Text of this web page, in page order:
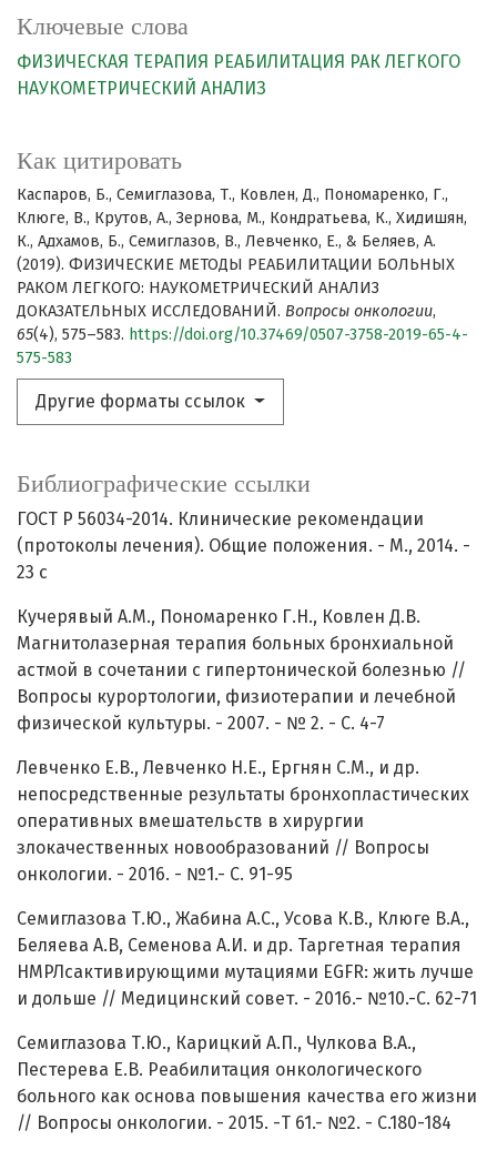
Ключевые слова
ФИЗИЧЕСКАЯ ТЕРАПИЯ РЕАБИЛИТАЦИЯ РАК ЛЕГКОГО
НАУКОМЕТРИЧЕСКИЙ АНАЛИЗ
Как цитировать
Каспаров, Б., Семиглазова, Т., Ковлен, Д., Пономаренко, Г.,
Клюге, В., Крутов, А., Зернова, М., Кондратьева, К., Хидишян,
К., Адхамов, Б., Семиглазов, В., Левченко, Е., & Беляев, А.
(2019). ФИЗИЧЕСКИЕ МЕТОДЫ РЕАБИЛИТАЦИИ БОЛЬНЫХ
РАКОМ ЛЕГКОГО: НАУКОМЕТРИЧЕСКИЙ АНАЛИЗ
ДОКАЗАТЕЛЬНЫХ ИССЛЕДОВАНИЙ. Вопросы онкологии,
65(4), 575–583. https://doi.org/10.37469/0507-3758-2019-65-4-
575-583
Другие форматы ссылок
Библиографические ссылки
ГОСТ Р 56034-2014. Клинические рекомендации
(протоколы лечения). Общие положения. - M., 2014. -
23 с
Кучерявый А.М., Пономаренко Г.Н., Ковлен Д.В.
Магнитолазерная терапия больных бронхиальной
астмой в сочетании с гипертонической болезнью //
Вопросы курортологии, физиотерапии и лечебной
физической культуры. - 2007. - № 2. - С. 4-7
Левченко Е.В., Левченко H.E., Ергнян С.М., и др.
непосредственные результаты бронхопластических
оперативных вмешательств в хирургии
злокачественных новообразований // Вопросы
онкологии. - 2016. - №1.- С. 91-95
Семиглазова Т.Ю., Жабина А.С., Усова К.В., Клюге В.А.,
Беляева А.В, Семенова А.И. и др. Таргетная терапия
НМРЛсактивирующими мутациями EGFR: жить лучше
и дольше // Медицинский совет. - 2016.- №10.-С. 62-71
Семиглазова Т.Ю., Карицкий А.П., Чулкова В.А.,
Пестерева Е.В. Реабилитация онкологического
больного как основа повышения качества его жизни
// Вопросы онкологии. - 2015. -Т 61.- №2. - С.180-184